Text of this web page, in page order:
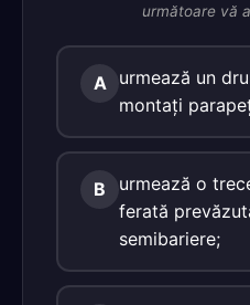
următoare vă
A
urmează un
montaţi
B
urmează o
ferată
semibariere;